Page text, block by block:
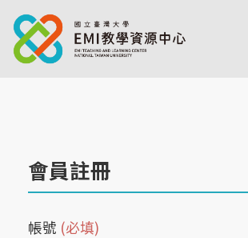
會員註冊
帳號 (必填)